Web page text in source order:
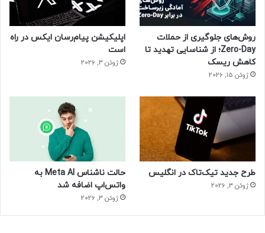
روش‌های جلوگیری از حملات
Zero-Day؛ از شناسایی تهدید تا
کاهش ریسک
ژوئن 15, 2026
اپلیکیشن پیام‌رسان ایکس در راه
است
ژوئن 3, 2026
طرح جدید تیک‌تاک در انگلیس
ژوئن 3, 2026
حالت ناشناس Meta AI به
واتس‌اپ اضافه شد
ژوئن 3, 2026